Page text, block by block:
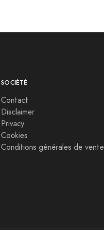
SOCIÉTÉ
Contact
Disclaimer
Privacy
Cookies
Conditions générales de vente